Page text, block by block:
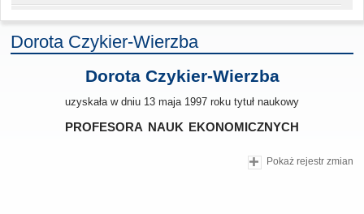
Dorota Czykier-Wierzba
Dorota Czykier-Wierzba
uzyskała w dniu 13 maja 1997 roku tytuł naukowy
profesora nauk ekonomicznych
Pokaż rejestr zmian